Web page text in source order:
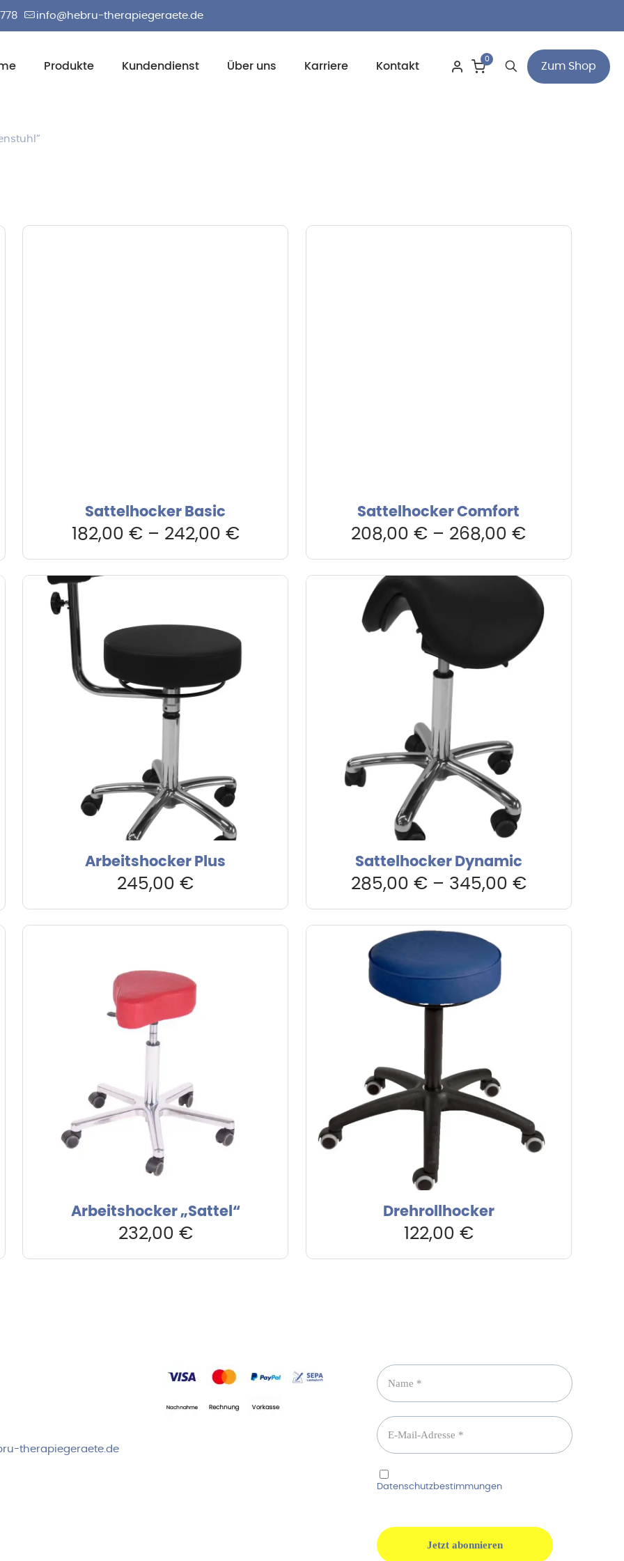
info@hebru-therapiegeraete.de
Produkte Kundendienst Über uns Karriere Kontakt
0
Zum Shop
Sattelhocker Basic
182,00 €– 242,00 €
Sattelhocker Comfort
208,00€ – 268,00€
Arbeitshocker Plus
245,00€
Sattelhocker Dynamic
285,00 €– 345,00 €
Arbeitshocker „Sattel“
232,00 €
Drehrollhocker
122,00 €
therapiegeraete.de
Datenschutzbestimmungen